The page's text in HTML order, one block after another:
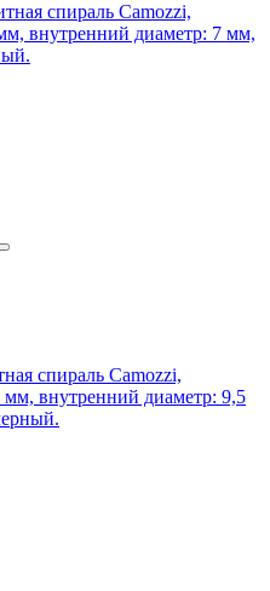
спираль Camozzi,
внутренний диаметр: 7 мм,
спираль Camozzi,
внутренний диаметр: 9,5